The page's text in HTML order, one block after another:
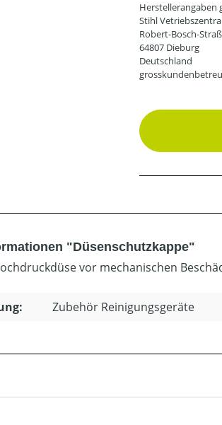
Herstellerangaben
Stihl
Robert-Bosch-
64807 Dieburg
Deutschland
"Düsenschutzkappe"
vor mechanischen
Zubehör Reinigungsgeräte